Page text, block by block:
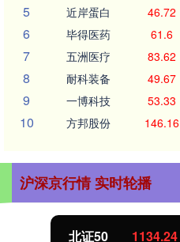
5 近岸蛋白 46.72
6 毕得医药 61.6
7 五洲医疗 83.62
8 耐科装备 49.67
9 一博科技 53.33
10 方邦股份 146.16
沪深京行情 实时轮播
北证50 1134.24